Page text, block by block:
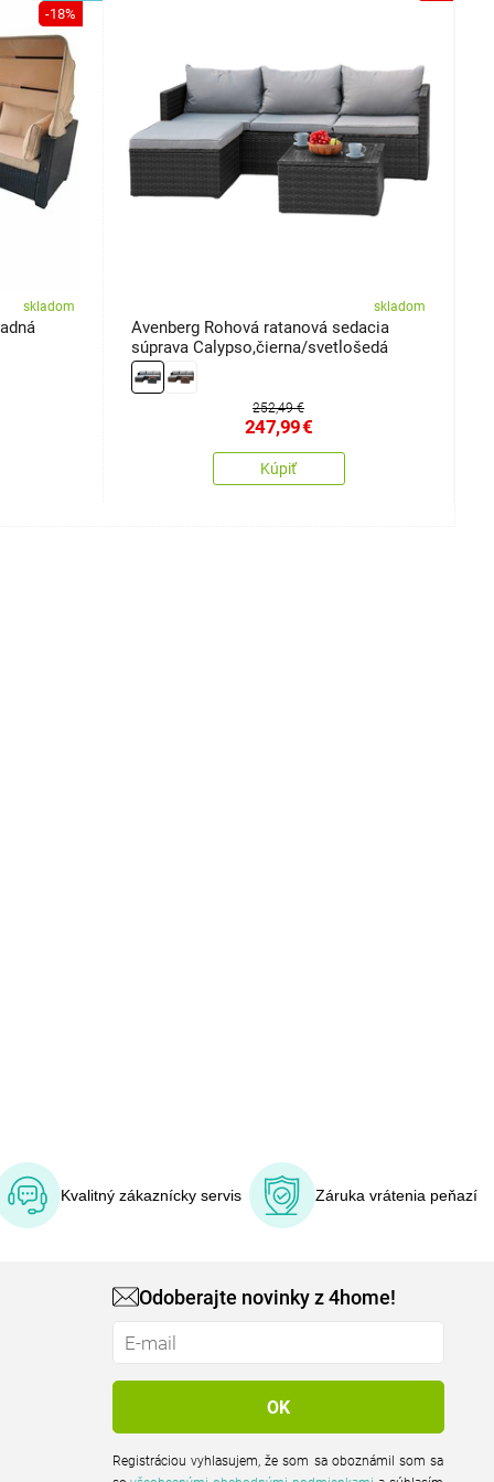
-18%
skladom skladom
Avenberg Rohová ratanová sedacia
súprava Calypso,čierna/svetlošedá
252,49 €
247,99€
Kúpiť
Kvalitný zákaznícky servis Záruka vrátenia peňazí
Odoberajte novinky z 4home!
Registráciou vyhlasujem, že som sa oboznámil som sa